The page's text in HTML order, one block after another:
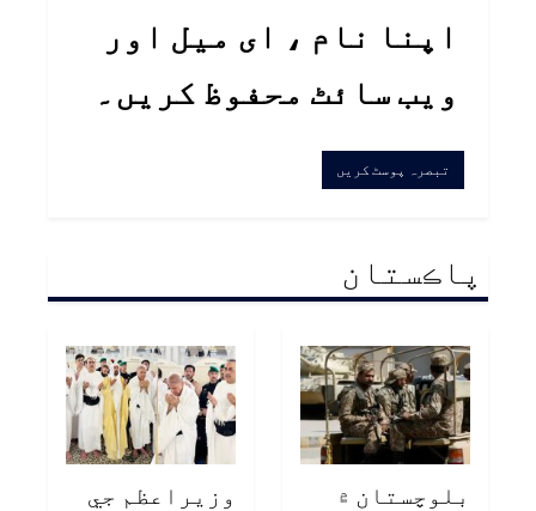
اپنا نام ، ای میل اور
ویب سائٹ محفوظ کریں۔
پاڪستان
بلوچستان ۾
وزيراعظم جي